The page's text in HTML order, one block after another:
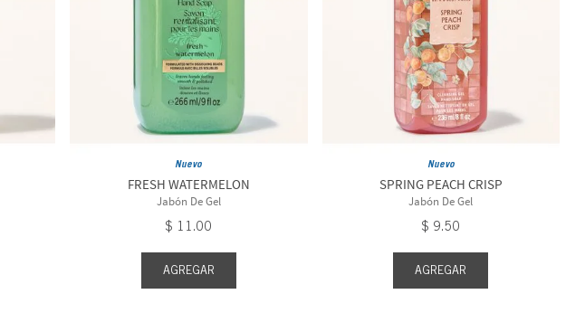
Nuevo
FRESH WATERMELON
Jabón De Gel
$ 11.00
AGREGAR
Nuevo
SPRING PEACH CRISP
Jabón De Gel
$ 9.50
AGREGAR